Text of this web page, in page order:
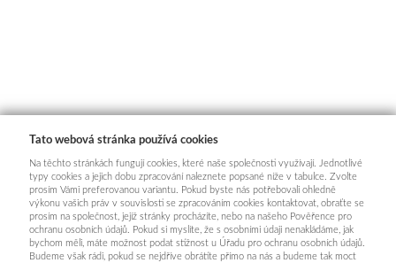
Tato webová stránka používá cookies
Na těchto stránkách fungují cookies, které naše společnosti využívají. Jednotlivé
typy cookies a jejich dobu zpracování naleznete popsané níže v tabulce. Zvolte
prosím Vámi preferovanou variantu. Pokud byste nás potřebovali ohledně
výkonu vašich práv v souvislosti se zpracováním cookies kontaktovat, obraťte se
prosím na společnost, jejíž stránky procházíte, nebo na našeho Pověřence pro
ochranu osobních údajů. Pokud si myslíte, že s osobními údaji nenakládáme, jak
bychom měli, máte možnost podat stížnost u Úřadu pro ochranu osobních údajů.
Budeme však rádi, pokud se nejdříve obrátíte přímo na nás a budeme tak moct